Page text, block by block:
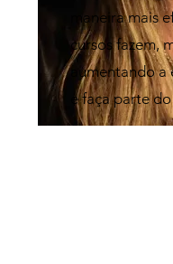
maneira mais
cursos fazem,
aumentando a
e faça parte